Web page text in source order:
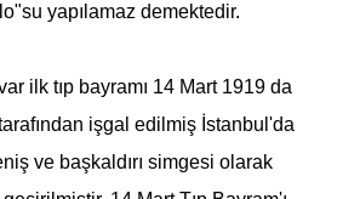
yapılamaz demektedir.
ilk tıp bayramı 14 Mart1919 da
işgal edilmiş İstanbul'da
ve başkaldırı simgesi olarak